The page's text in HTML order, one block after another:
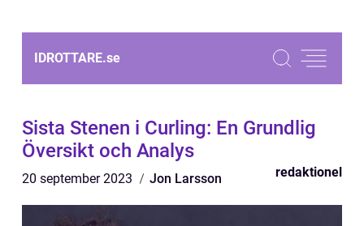
IDROTTARE.se
Sista Stenen i Curling: En Grundlig
Översikt och Analys
20 september 2023 Jon Larsson redaktionel